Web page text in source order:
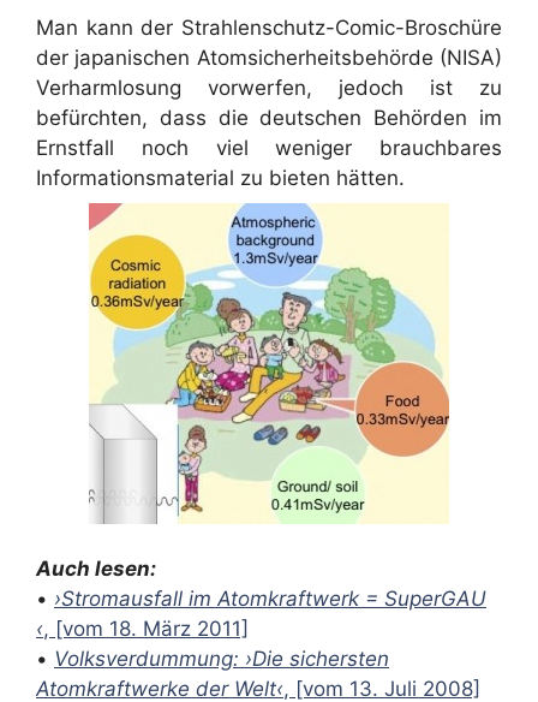
Man kann der Strahlenschutz-Comic-Broschüre
der japanischen Atomsicherheitsbehörde (NISA)
Verharmlosung vorwerfen, jedoch ist zu
befürchten, dass die deutschen Behörden im
Ernstfall noch viel weniger brauchbares
Informationsmaterial zu bieten hätten.
Auch lesen:
• ›Stromausfall im Atomkraftwerk = SuperGAU
‹, [vom 18. März 2011]
• Volksverdummung: ›Die sichersten
Atomkraftwerke der Welt‹, [vom 13. Juli 2008]